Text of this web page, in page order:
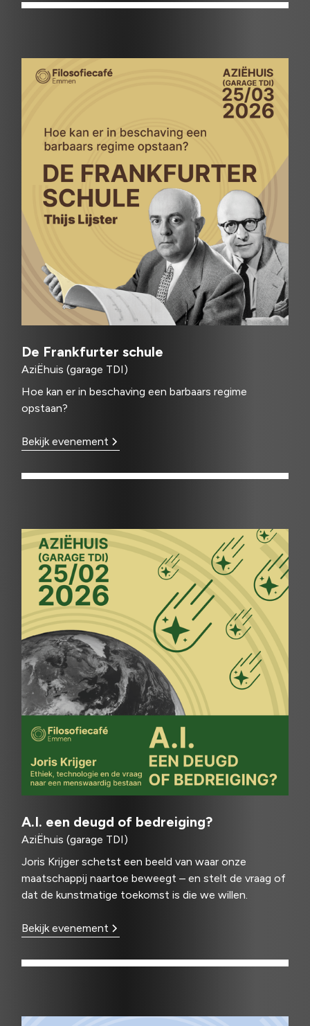
De Frankfurter schule
AziËhuis (garage TDI)
Hoe kan er in beschaving een barbaars regime
opstaan?
Bekijk evenement
A.I. een deugd of bedreiging?
AziËhuis (garage TDI)
Joris Krijger schetst een beeld van waar onze
maatschappij naartoe beweegt – en stelt de vraag of
dat de kunstmatige toekomst is die we willen.
Bekijk evenement